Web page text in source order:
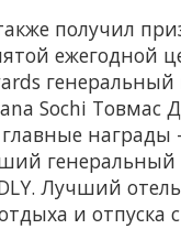
получил
ежегодной
Sochi Товмас
награды
Лучший
и отпуска